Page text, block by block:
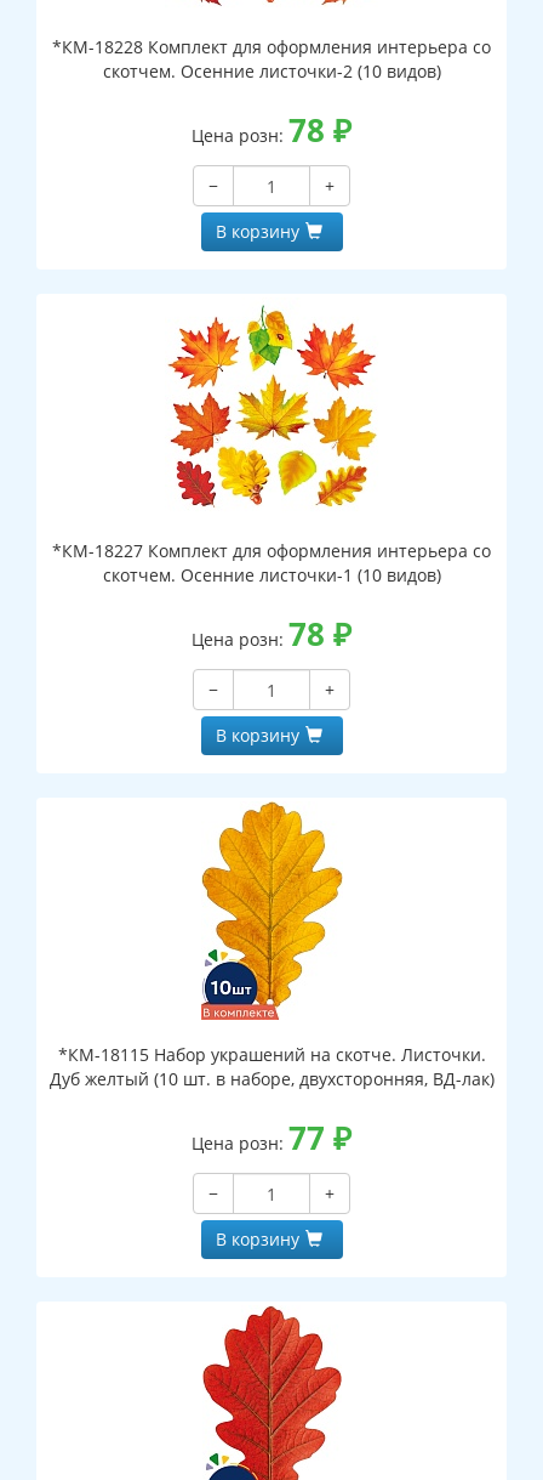
*КМ-18228 Комплект для оформления интерьера со
скотчем. Осенние листочки-2 (10 видов)
Цена розн: 78 ₽
−
+
В корзину
*КМ-18227 Комплект для оформления интерьера со
скотчем. Осенние листочки-1 (10 видов)
Цена розн: 78 ₽
−
+
В корзину
*КМ-18115 Набор украшений на скотче. Листочки.
Дуб желтый (10 шт. в наборе, двухсторонняя, ВД-лак)
Цена розн: 77 ₽
−
+
В корзину